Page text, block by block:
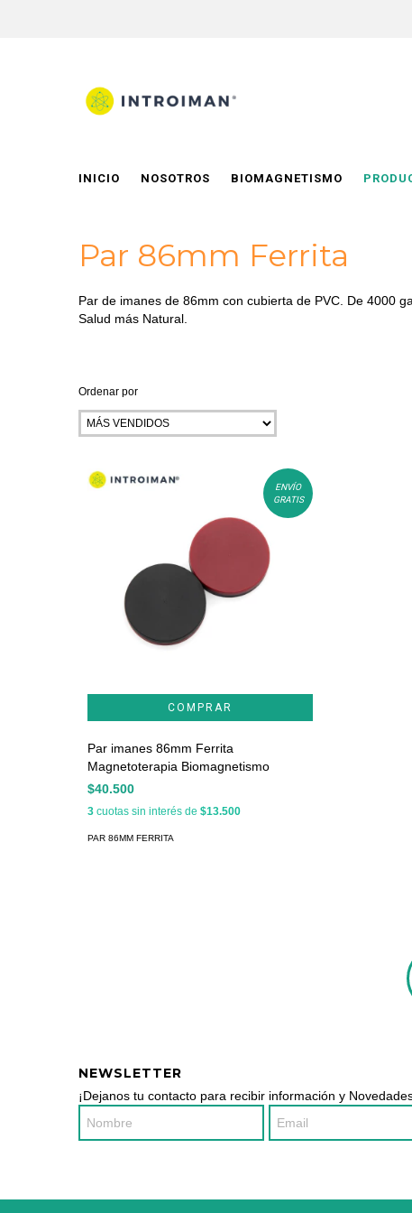
INICIO NOSOTROS BIOMAGNETISMO
Par 86mm Ferrita
Par de imanes de 86mm con cubierta de PVC. De 4000
Salud más Natural.
Ordenar por
ENVÍO
GRATIS
Par imanes 86mm Ferrita
Magnetoterapia Biomagnetismo
$40.500
3 cuotas sin interés de $13.500
PAR 86MM FERRITA
NEWSLETTER
¡Dejanos tu contacto para recibir información y